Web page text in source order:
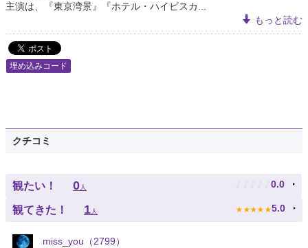
主演は、『東京湾景』『ホテル・ハイビスカ...
もっと読む
埋め込みコード
クチコミ
観たい！ 0人 ♪ ♪ ♪ ♪ ♪ 0.0
観てきた！ 1人 ★ ★ ★ ★ ★ 5.0
miss_you（2799）